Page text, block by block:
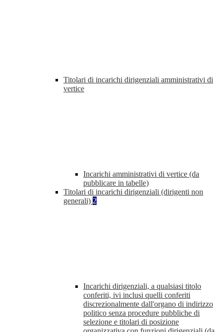
Titolari di incarichi dirigenziali amministrativi di
vertice
Incarichi amministrativi di vertice (da
pubblicare in tabelle)
Titolari di incarichi dirigenziali (dirigenti non
generali) 2
Incarichi dirigenziali, a qualsiasi titolo
conferiti, ivi inclusi quelli conferiti
discrezionalmente dall'organo di indirizzo
politico senza procedure pubbliche di
selezione e titolari di posizione